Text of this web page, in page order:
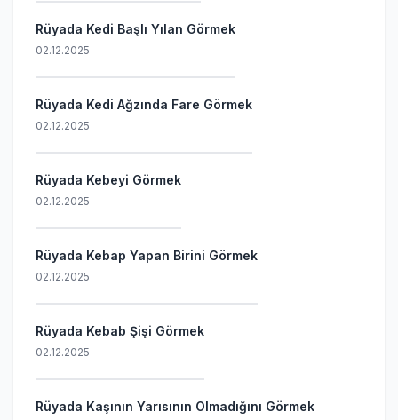
Rüyada Kedi Başlı Yılan Görmek
02.12.2025
Rüyada Kedi Ağzında Fare Görmek
02.12.2025
Rüyada Kebeyi Görmek
02.12.2025
Rüyada Kebap Yapan Birini Görmek
02.12.2025
Rüyada Kebab Şişi Görmek
02.12.2025
Rüyada Kaşının Yarısının Olmadığını Görmek